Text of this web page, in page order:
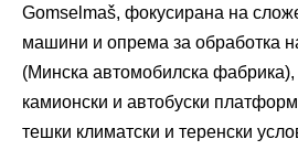
Gomselmaš, фокусирана на
машини и опрема за обработка
(Минска автомобилска фабрика),
камионски и автобуски
тешки климатски и теренски